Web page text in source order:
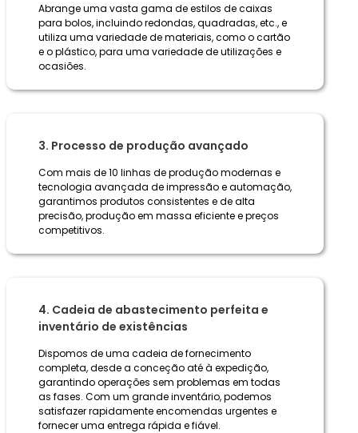
Abrange uma vasta gama de estilos de caixas
para bolos, incluindo redondas, quadradas, etc., e
utiliza uma variedade de materiais, como o cartão
e o plástico, para uma variedade de utilizações e
ocasiões.
3. Processo de produção avançado
Com mais de 10 linhas de produção modernas e
tecnologia avançada de impressão e automação,
garantimos produtos consistentes e de alta
precisão, produção em massa eficiente e preços
competitivos.
4. Cadeia de abastecimento perfeita e
inventário de existências
Dispomos de uma cadeia de fornecimento
completa, desde a conceção até à expedição,
garantindo operações sem problemas em todas
as fases. Com um grande inventário, podemos
satisfazer rapidamente encomendas urgentes e
fornecer uma entrega rápida e fiável.